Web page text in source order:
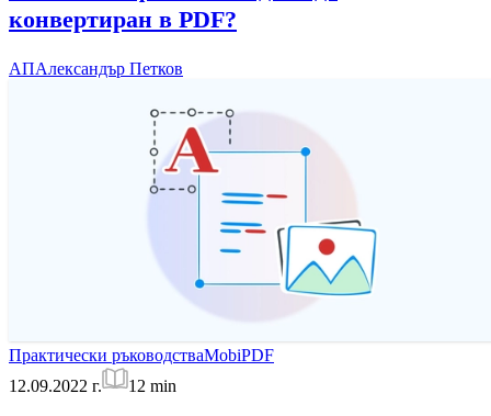
конвертиран в PDF?
АПАлександър Петков
Практически ръководстваMobiPDF
12.09.2022 г.
12 min